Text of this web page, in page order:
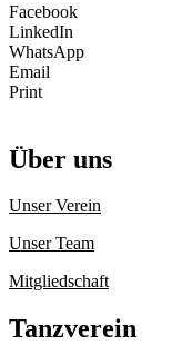
Facebook
LinkedIn
WhatsApp
Email
Print
Über uns
Unser Verein
Unser Team
Mitgliedschaft
Tanzverein